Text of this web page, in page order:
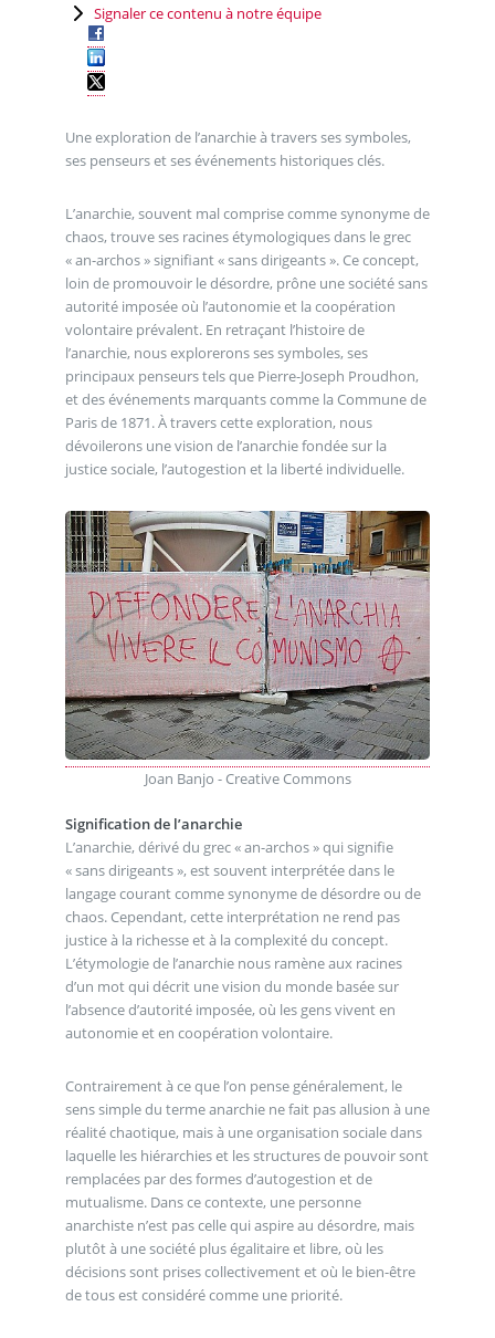
Signaler ce contenu à notre équipe
Une exploration de l’anarchie à travers ses symboles,
ses penseurs et ses événements historiques clés.
L’anarchie, souvent mal comprise comme synonyme de
chaos, trouve ses racines étymologiques dans le grec
« an-archos » signifiant « sans dirigeants ». Ce concept,
loin de promouvoir le désordre, prône une société sans
autorité imposée où l’autonomie et la coopération
volontaire prévalent. En retraçant l’histoire de
l’anarchie, nous explorerons ses symboles, ses
principaux penseurs tels que Pierre-Joseph Proudhon,
et des événements marquants comme la Commune de
Paris de 1871. À travers cette exploration, nous
dévoilerons une vision de l’anarchie fondée sur la
justice sociale, l’autogestion et la liberté individuelle.
Joan Banjo - Creative Commons
Signification de l’anarchie
L’anarchie, dérivé du grec « an-archos » qui signifie
« sans dirigeants », est souvent interprétée dans le
langage courant comme synonyme de désordre ou de
chaos. Cependant, cette interprétation ne rend pas
justice à la richesse et à la complexité du concept.
L’étymologie de l’anarchie nous ramène aux racines
d’un mot qui décrit une vision du monde basée sur
l’absence d’autorité imposée, où les gens vivent en
autonomie et en coopération volontaire.
Contrairement à ce que l’on pense généralement, le
sens simple du terme anarchie ne fait pas allusion à une
réalité chaotique, mais à une organisation sociale dans
laquelle les hiérarchies et les structures de pouvoir sont
remplacées par des formes d’autogestion et de
mutualisme. Dans ce contexte, une personne
anarchiste n’est pas celle qui aspire au désordre, mais
plutôt à une société plus égalitaire et libre, où les
décisions sont prises collectivement et où le bien-être
de tous est considéré comme une priorité.